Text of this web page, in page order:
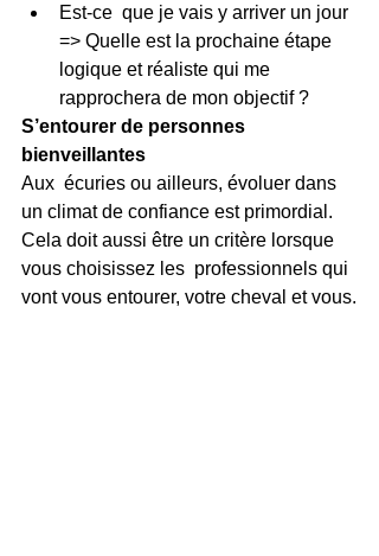
Est-ce  que je vais y arriver un jour
=> Quelle est la prochaine étape
logique et réaliste qui me
rapprochera de mon objectif ?
S’entourer de personnes
bienveillantes
Aux  écuries ou ailleurs, évoluer dans
un climat de confiance est primordial.
Cela doit aussi être un critère lorsque
vous choisissez les  professionnels qui
vont vous entourer, votre cheval et vous.